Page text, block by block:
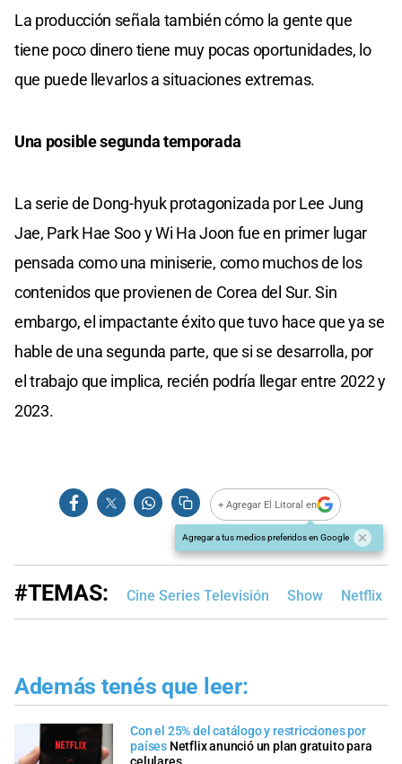
La producción señala también cómo la gente que
tiene poco dinero tiene muy pocas oportunidades, lo
que puede llevarlos a situaciones extremas.
Una posible segunda temporada
La serie de Dong-hyuk protagonizada por Lee Jung
Jae, Park Hae Soo y Wi Ha Joon fue en primer lugar
pensada como una miniserie, como muchos de los
contenidos que provienen de Corea del Sur. Sin
embargo, el impactante éxito que tuvo hace que ya se
hable de una segunda parte, que si se desarrolla, por
el trabajo que implica, recién podría llegar entre 2022 y
2023.
+ Agregar El Litoral en
Agregar a tus medios preferidos en Google
#TEMAS: Cine Series Televisión Show Netflix
Además tenés que leer:
Con el 25% del catálogo y restricciones por
países Netflix anunció un plan gratuito para